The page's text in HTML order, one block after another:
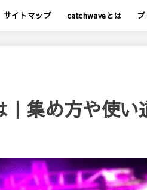
サイトマップ catchwaveとは
集め方や使い